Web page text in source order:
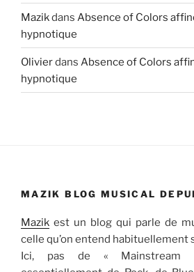
Mazikdans Absence of Colors
hypnotique
Olivierdans Absence of Colors
hypnotique
MAZIK BLOG MUSICAL
Mazik est un blog qui parle de
celle qu’on entend habituellement
Ici, pas de « Mainstream